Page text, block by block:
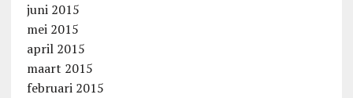
juni 2015
mei 2015
april 2015
maart 2015
februari 2015